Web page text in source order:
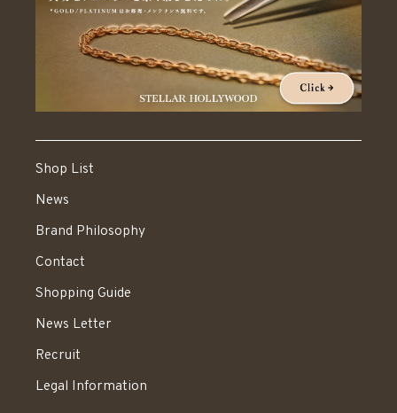
Shop List
News
Brand Philosophy
Contact
Shopping Guide
News Letter
Recruit
Legal Information